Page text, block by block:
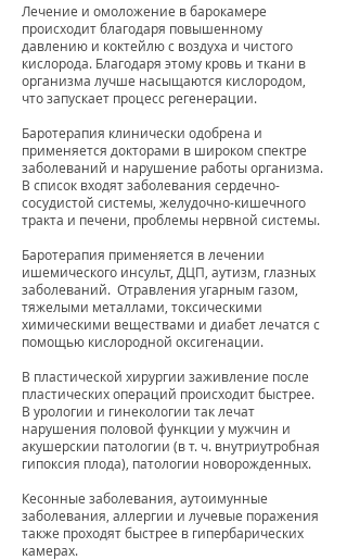
Лечение и омоложение в барокамере
происходит благодаря повышенному
давлению и коктейлю с воздуха и чистого
кислорода. Благодаря этому кровь и ткани в
организма лучше насыщаются кислородом,
что запускает процесс регенерации.
Баротерапия клинически одобрена и
применяется докторами в широком спектре
заболеваний и нарушение работы организма.
В список входят заболевания сердечно-
сосудистой системы, желудочно-кишечного
тракта и печени, проблемы нервной системы.
Баротерапия применяется в лечении
ишемического инсульт, ДЦП, аутизм, глазных
заболеваний. Отравления угарным газом,
тяжелыми металлами, токсическими
химическими веществами и диабет лечатся с
помощью кислородной оксигенации.
В пластической хирургии заживление после
пластических операций происходит быстрее.
В урологии и гинекологии так лечат
нарушения половой функции у мужчин и
акушерскии патологии (в т. ч. внутриутробная
гипоксия плода), патологии новорожденных.
Кесонные заболевания, аутоимунные
заболевания, аллергии и лучевые поражения
также проходят быстрее в гипербарических
камерах.